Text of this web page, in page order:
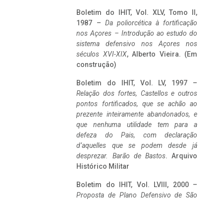
Boletim do IHIT, Vol. XLV, Tomo II,
1987 – Da poliorcética à fortificação
nos Açores – Introdução ao estudo do
sistema defensivo nos Açores nos
séculos XVI-XIX, Alberto Vieira. (Em
construção)
Boletim do IHIT, Vol. LV, 1997 –
Relação dos fortes, Castellos e outros
pontos fortificados, que se achão ao
prezente inteiramente abandonados, e
que nenhuma utilidade tem para a
defeza do Pais, com declaração
d’aquelles que se podem desde já
desprezar. Barão de Bastos. Arquivo
Histórico Militar
Boletim do IHIT, Vol. LVIII, 2000 –
Proposta de Plano Defensivo de São